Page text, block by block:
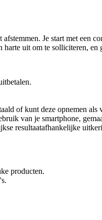
Je start met een
uit om te solliciteren,
of kunt deze opnemen als
van je smartphone,
resultaatafhankelijke
producten.